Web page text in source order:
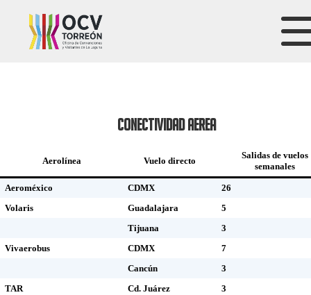
CONECTIVIDAD AEREA
Aerolínea Vuelo directo
Salidas de vuelos
semanales
Aeroméxico CDMX
26
Volaris
Guadalajara
5
Tijuana
3
Vivaerobus
CDMX
7
Cancún
3
TAR
Cd. Juárez
3